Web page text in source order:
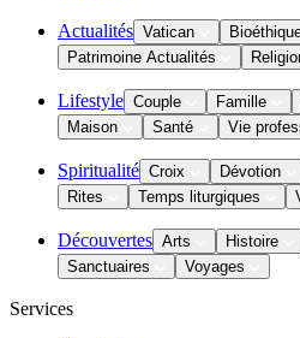
Actualités Vatican
Patrimoine Actualités
Lifestyle Couple Famille
Maison
Santé Vie
Spiritualité Croix Dévotion
Rites
Temps liturgiques
Découvertes Arts Histoire
Sanctuaires
Voyages
Services